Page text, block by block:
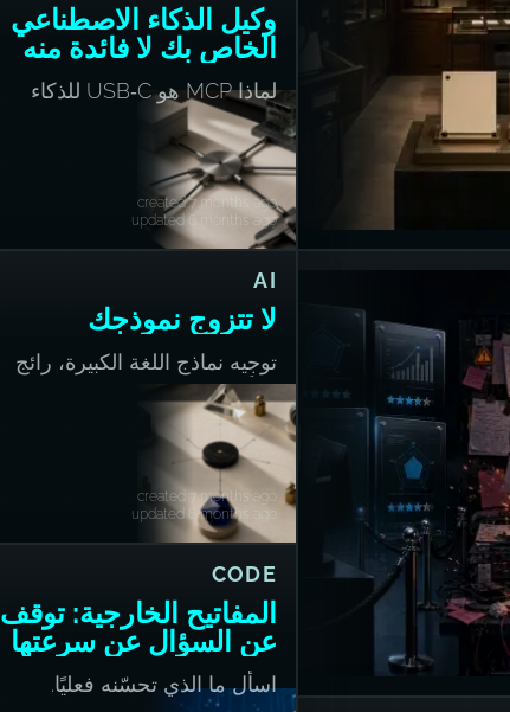
وكيل الذكاء الاصطناعي
الخاص بك لا فائدة منه
بدون هذا
لماذا MCP هو USB‑C للذكاء
الاصطناعي.
created 7 months ago
updated 6 months ago
AI
لا تتزوج نموذجك
توجيه نماذج اللغة الكبيرة، رائج
جداً الآن
created 7 months ago
updated 6 months ago
CODE
المفاتيح الخارجية: توقف
عن السؤال عن سرعتها
اسأل ما الذي تحسّنه فعليًا.